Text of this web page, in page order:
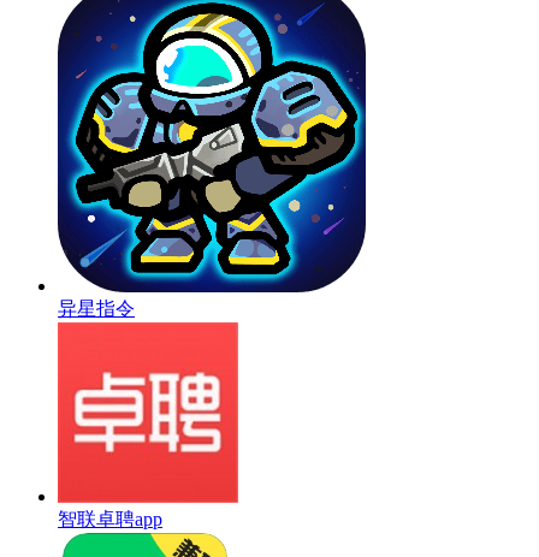
异星指令
智联卓聘app